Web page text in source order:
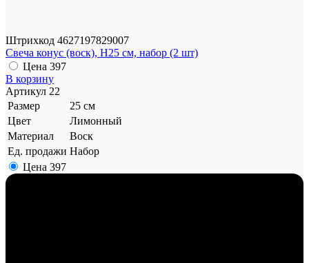
Штрихкод 4627197829007
Свеча конус (воск), H25 см, набор (2 шт)
Цена 397
В корзину
Артикул 22
Размер
25 см
Цвет
Лимонный
Материал
Воск
Ед. продажи Набор
Цена 397